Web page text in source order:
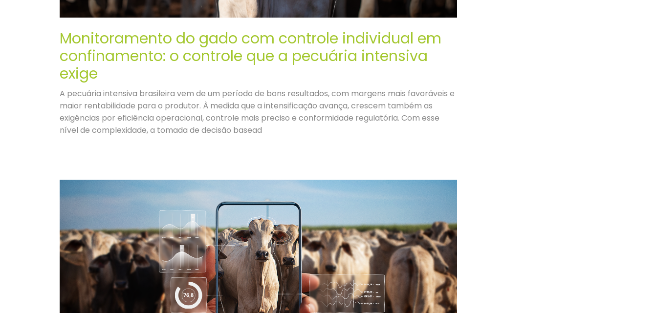
Monitoramento do gado com controle individual em
confinamento: o controle que a pecuária intensiva
exige
A pecuária intensiva brasileira vem de um período de bons resultados, com margens mais favoráveis e
maior rentabilidade para o produtor. À medida que a intensificação avança, crescem também as
exigências por eficiência operacional, controle mais preciso e conformidade regulatória. Com esse
nível de complexidade, a tomada de decisão basead